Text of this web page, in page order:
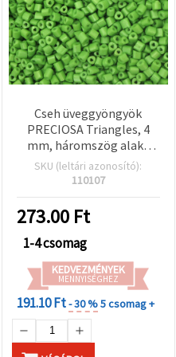
Cseh üveggyöngyök
PRECIOSA Triangles, 4
mm, háromszög alakú
furat 1 mm, opák zöld, 15
g (±190 db)
SKU (leltári azonosító):
110107
273.00 Ft
1-4 csomag
KEDVEZMÉNYEK
MENNYISÉGHEZ
191.10 Ft- 30 %5 csomag +